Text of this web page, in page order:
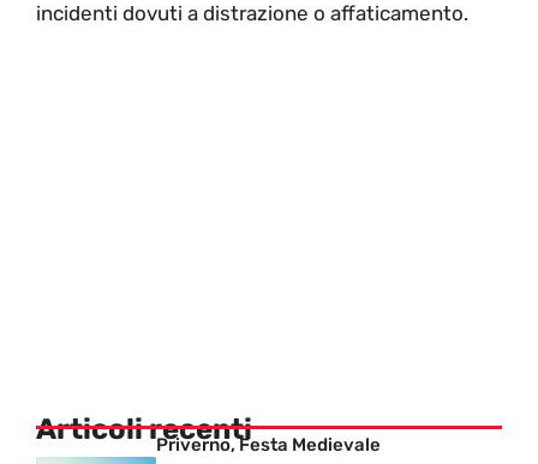
incidenti dovuti a distrazione o affaticamento.
Articoli recentiPriverno, Festa Medievale